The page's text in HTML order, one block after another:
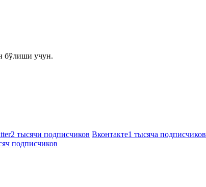
бўлиши учун.
2 тысячи подписчиков Вконтакте1 тысяча подписчиков
подписчиков